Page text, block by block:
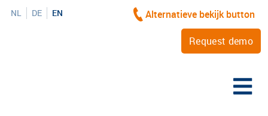
NL DE EN Alternatieve bekijk button
Request demo